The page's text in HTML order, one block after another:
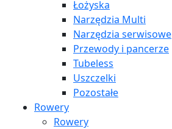
Łożyska
Narzędzia Multi
Narzędzia serwisowe
Przewody i pancerze
Tubeless
Uszczelki
Pozostałe
Rowery
Rowery